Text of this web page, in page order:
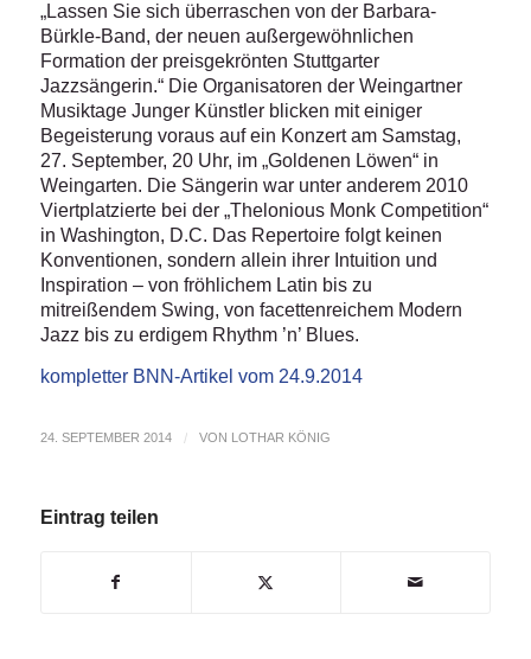
„Lassen Sie sich überraschen von der Barbara-
Bürkle-Band, der neuen außergewöhnlichen
Formation der preisgekrönten Stuttgarter
Jazzsängerin.“ Die Organisatoren der Weingartner
Musiktage Junger Künstler blicken mit einiger
Begeisterung voraus auf ein Konzert am Samstag,
27. September, 20 Uhr, im „Goldenen Löwen“ in
Weingarten. Die Sängerin war unter anderem 2010
Viertplatzierte bei der „Thelonious Monk Competition“
in Washington, D.C. Das Repertoire folgt keinen
Konventionen, sondern allein ihrer Intuition und
Inspiration – von fröhlichem Latin bis zu
mitreißendem Swing, von facettenreichem Modern
Jazz bis zu erdigem Rhythm ’n’ Blues.
kompletter BNN-Artikel vom 24.9.2014
24. SEPTEMBER 2014 / VON LOTHAR KÖNIG
Eintrag teilen